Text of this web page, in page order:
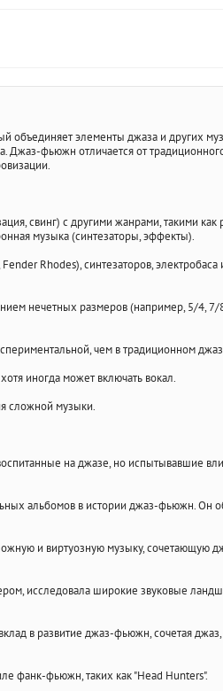
объединяет элементы джаза и других
Джаз-фьюжн отличается от
свинг) с другими жанрами, такими как
музыка (синтезаторы, эффекты).
Rhodes), синтезаторов,
нечетных размеров (например, 5/4,
чем в традиционном
иногда может включать вокал.
сложной музыки.
на джазе, но испытывавшие
альбомов в истории джаз-фьюжн. Он
и виртуозную музыку, сочетающую
исследовала широкие звуковые
в развитие джаз-фьюжн, сочетая
фанк-фьюжн, таких как "Head Hunters".